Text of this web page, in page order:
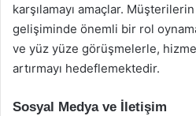
karşılamayı amaçlar.
gelişiminde önemli bir rol
ve yüz yüze görüşmelerle,
artırmayı hedeflemektedir.
Sosyal Medya ve İletişim